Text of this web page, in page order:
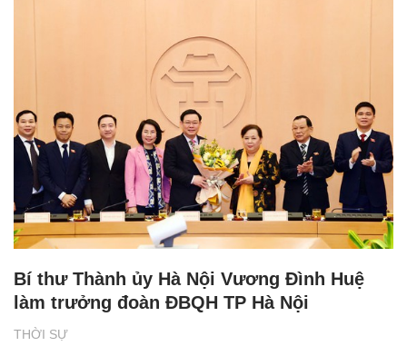
THỜI SỰ
Bí thư Thành ủy Hà Nội Vương Đình Huệ
làm trưởng đoàn ĐBQH TP Hà Nội